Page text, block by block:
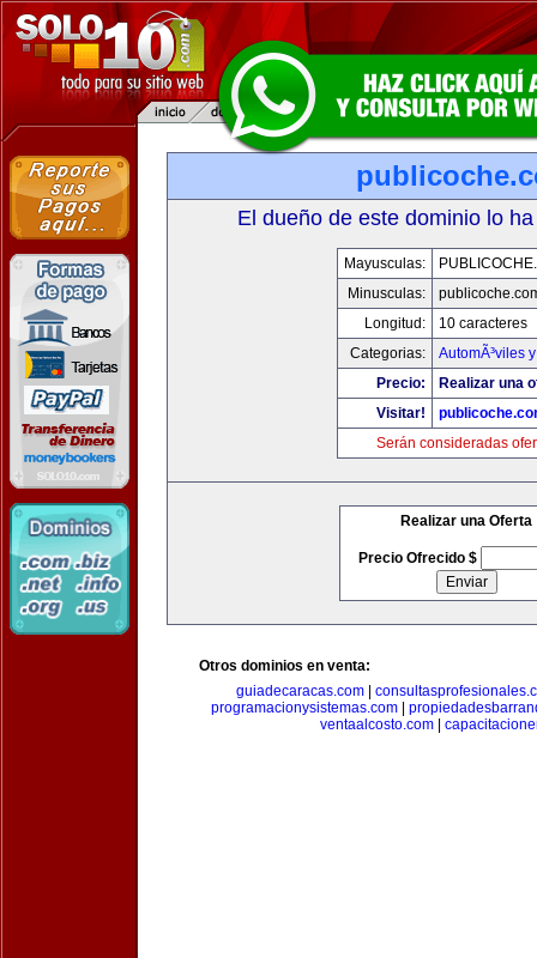
El dueño de este dominio lo
Mayusculas:
Minusculas:
Longitud:
10 caracteres
Categorias:
AutomÃ³viles
Precio:
Realizar una
Visitar!
Serán consideradas
Realizar una Oferta
Precio Ofrecido $
Otros dominios en venta:
guiadecaracas.com
programacionysistemas.com|
ventaalcosto.com|